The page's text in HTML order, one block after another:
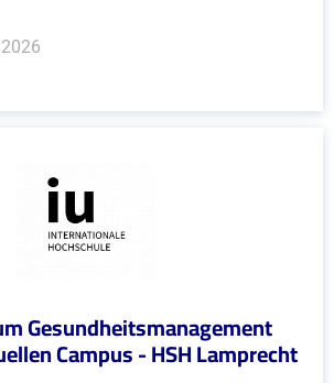
Gesundheitsmanagement
Campus - HSH Lamprecht